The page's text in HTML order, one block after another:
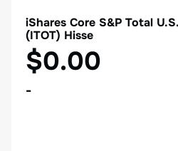
iShares Core S&P Total
(ITOT) Hisse
$0.00
-